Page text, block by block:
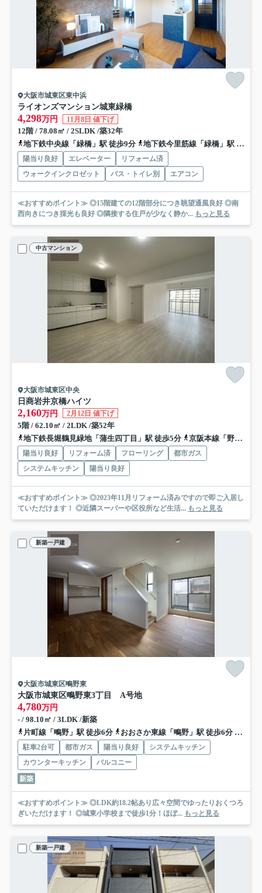
大阪市城東区東中浜
ライオンズマンション城東緑橋
4,298万円 11月8日 値下げ
12階 / 78.08㎡ / 2SLDK /築32年
地下鉄中央線「緑橋」駅 徒歩9分
地下鉄今里筋線「緑橋」駅 徒歩9分
陽当り良好 エレベーター
リフォーム済
ウォークインクロゼット
バス・トイレ別 エアコン
≪おすすめポイント≫ ◎15階建ての12階部分につき眺望通風良好 ◎南
西向きにつき採光も良好 ◎隣接する住戸が少なく静か... もっと見る
中古マンション
大阪市城東区中央
日商岩井京橋ハイツ
2,160万円 2月12日 値下げ
5階 / 62.10㎡ / 2LDK /築52年
地下鉄長堀鶴見緑地「蒲生四丁目」駅 徒歩5分
京阪本線「野江」駅 徒歩11分
陽当り良好 リフォーム済 フローリング
都市ガス
システムキッチン
陽当り良好
≪おすすめポイント≫ ◎2023年11月リフォーム済みですので即ご入居し
ていただけます！ ◎近隣スーパーや区役所など生活... もっと見る
新築一戸建
大阪市城東区鴫野東
大阪市城東区鴫野東3丁目 A号地
4,780万円
- / 98.10㎡ / 3LDK /新築
片町線「鴫野」駅 徒歩6分
おおさか東線「鴫野」駅 徒歩6分 地下
駐車2台可 都市ガス 陽当り良好
システムキッチン
カウンターキッチン
バルコニー
新築
≪おすすめポイント≫ ◎LDK約18.2帖あり広々空間でゆったりおくつろ
ぎいただけます！ ◎城東小学校まで徒歩1分！ほぼ... もっと見る
新築一戸建